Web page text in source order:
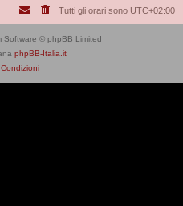
Tutti gli orari sono UTC+02:00
Software © phpBB Limited
phpBB-Italia.it
Condizioni